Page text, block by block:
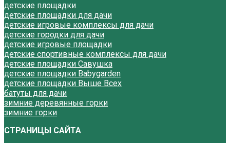
детские площадки
детские площадки для дачи
детские игровые комплексы для дачи
детские городки для дачи
детские игровые площадки
детские спортивные комплексы для дачи
детские площадки Савушка
детские площадки Babygarden
детские площадки Выше Всех
батуты для дачи
зимние деревянные горки
зимние горки
СТРАНИЦЫ САЙТА